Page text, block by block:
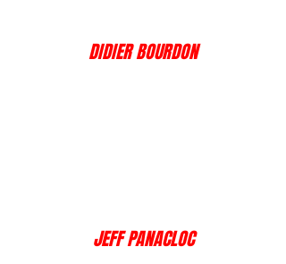
DIDIER BOURDON
JEFF PANACLOC